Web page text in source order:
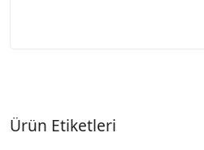
Ürün Etiketleri